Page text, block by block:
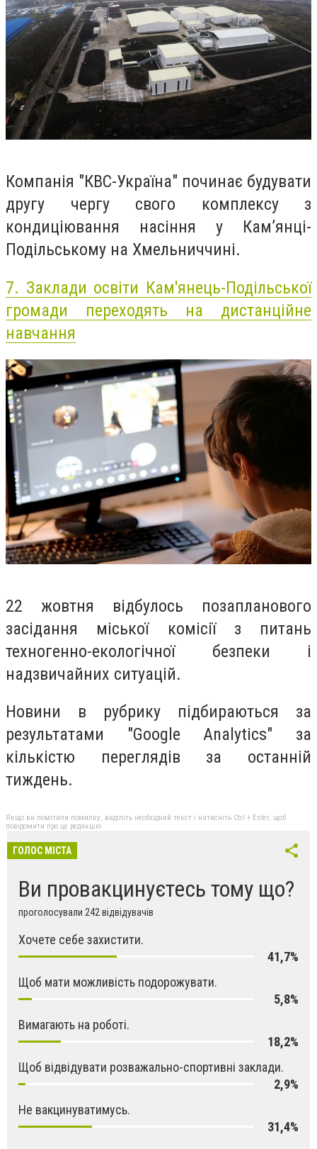
Компанія "КВС-Україна" починає будувати
другу чергу свого комплексу з
кондиціювання насіння у Кам’янці-
Подільському на Хмельниччині.
7. Заклади освіти Кам'янець-Подільської
громади переходять на дистанційне
навчання
22 жовтня відбулось позапланового
засідання міської комісії з питань
техногенно-екологічної безпеки і
надзвичайних ситуацій.
Новини в рубрику підбираються за
результатами "Google Analytics" за
кількістю переглядів за останній
тиждень.
Якщо ви помітили помилку, виділіть необхідний текст і натисніть Ctrl + Enter, щоб
повідомити про це редакцію
ГОЛОС МІСТА
Ви провакцинуєтесь тому що?
проголосували 242 відвідувачів
Хочете себе захистити.
41,7%
Щоб мати можливість подорожувати.
5,8%
Вимагають на роботі.
18,2%
Щоб відвідувати розважально-спортивні заклади.
2,9%
Не вакцинуватимусь.
31,4%